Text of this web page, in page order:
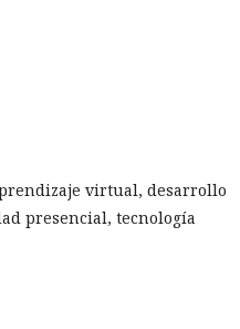
virtual, desarrollo
presencial, tecnología